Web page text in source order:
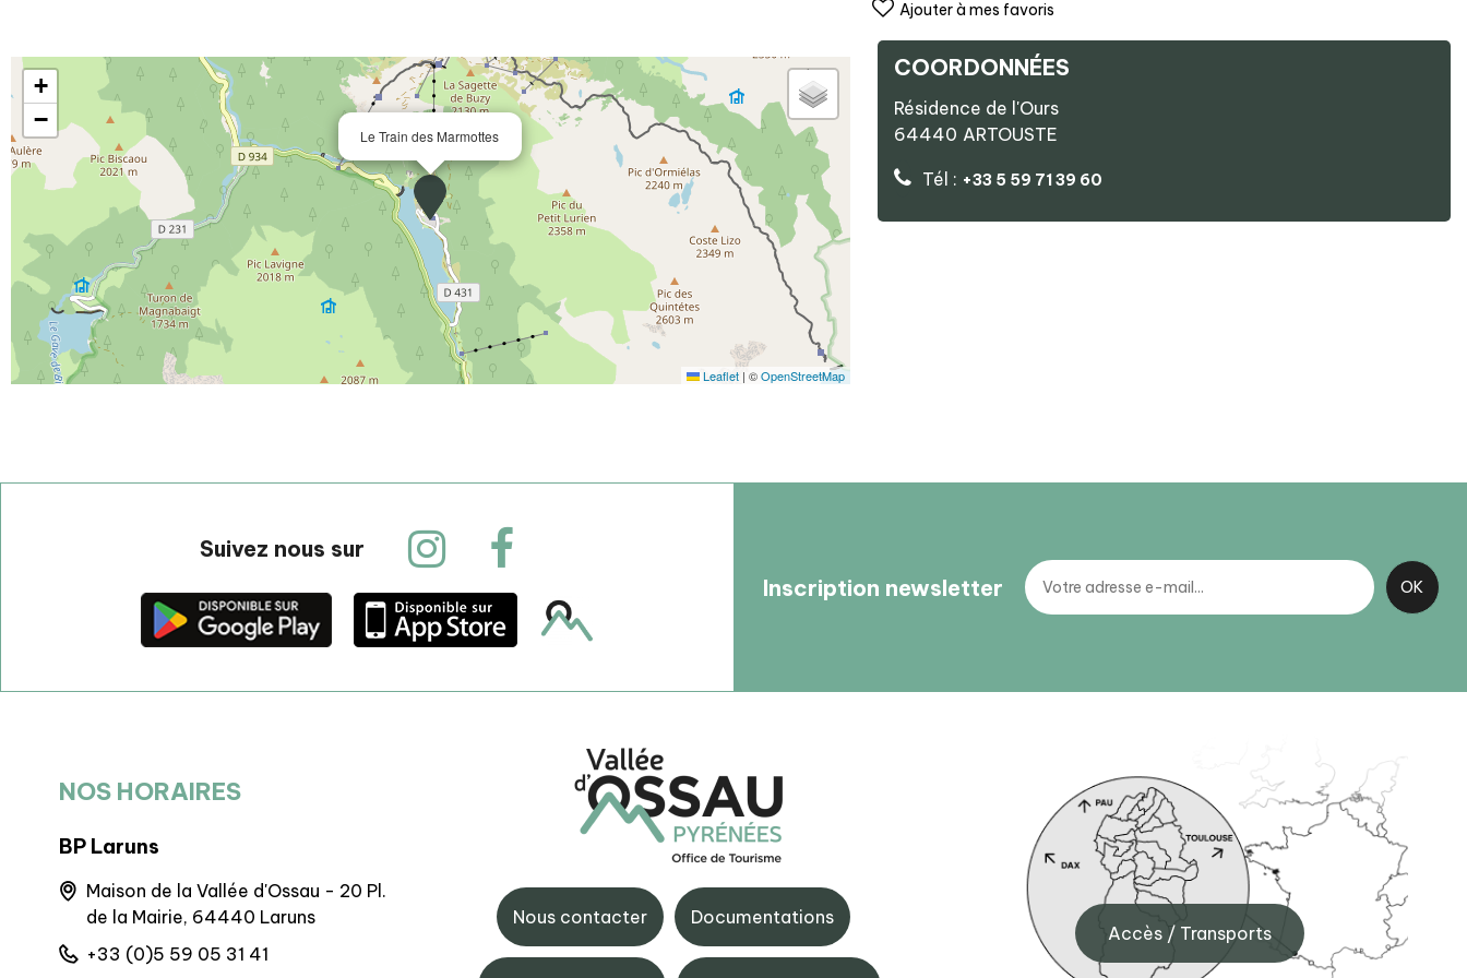
Ajouter à mes favoris
COORDONNÉES
Résidence de l'Ours
64440 ARTOUSTE
Tél : +33 5 59 71 39 60
Le Train des Marmottes
+
−
Leaflet | ©OpenStreetMap
Suivez nous sur
Inscription newsletter
NOS HORAIRES
BP Laruns
Maison de la Vallée d'Ossau - 20 Pl.
de la Mairie, 64440 Laruns
+33 (0)5 59 05 31 41
Maison de Gourette - Route de
l'Aubisque, 64440 Gourette
+33 (0)5 59 05 12 17
BIT d’Artouste
Quartier de Fabrèges, 64440
Artouste
+33 (0)5 59 05 34 00
BIT Arudy
8 Pl. de l'Hôtel de ville, 64260
Arudy
+33 (0)5 59 05 77 11
Nous contacter Documentations
Accès / Transports